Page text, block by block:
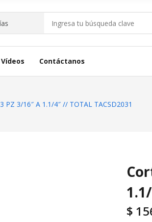
Vídeos Contáctanos
PZ 3/16″ A 1.1/4″ // TOTAL TACSD2031
$